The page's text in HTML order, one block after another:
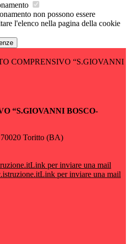
non possono essere
l'elenco nella pagina della cookie
COMPRENSIVO “S.GIOVANNI
“S.GIOVANNI BOSCO-
Toritto (BA)
Link per inviare una mail
Link per inviare una mail